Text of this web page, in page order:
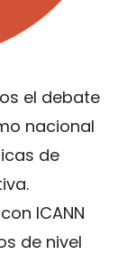
el debate
nacional
de
ICANN
de nivel